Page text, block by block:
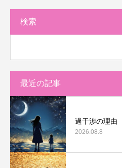
検索
最近の記事
過干渉の理由
2026.08.8